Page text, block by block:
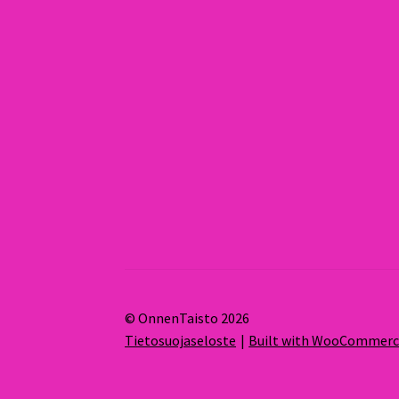
© OnnenTaisto 2026
Tietosuojaseloste
Built with